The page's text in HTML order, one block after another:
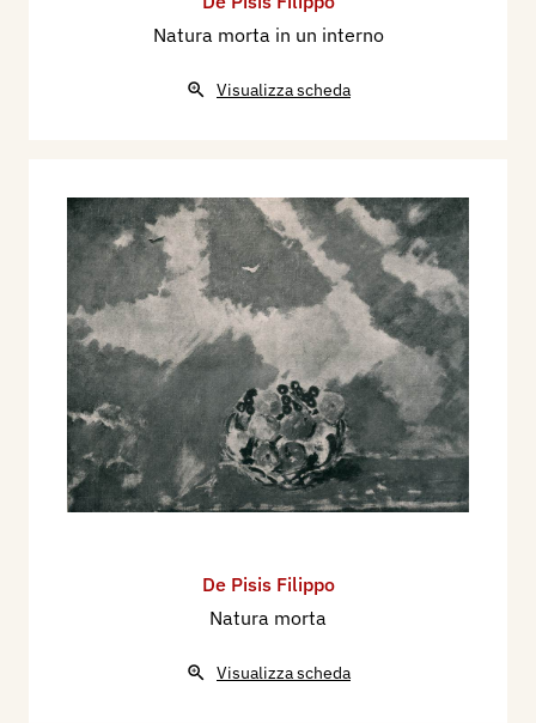
Natura morta in un interno
Visualizza scheda
De Pisis Filippo
Natura morta
Visualizza scheda